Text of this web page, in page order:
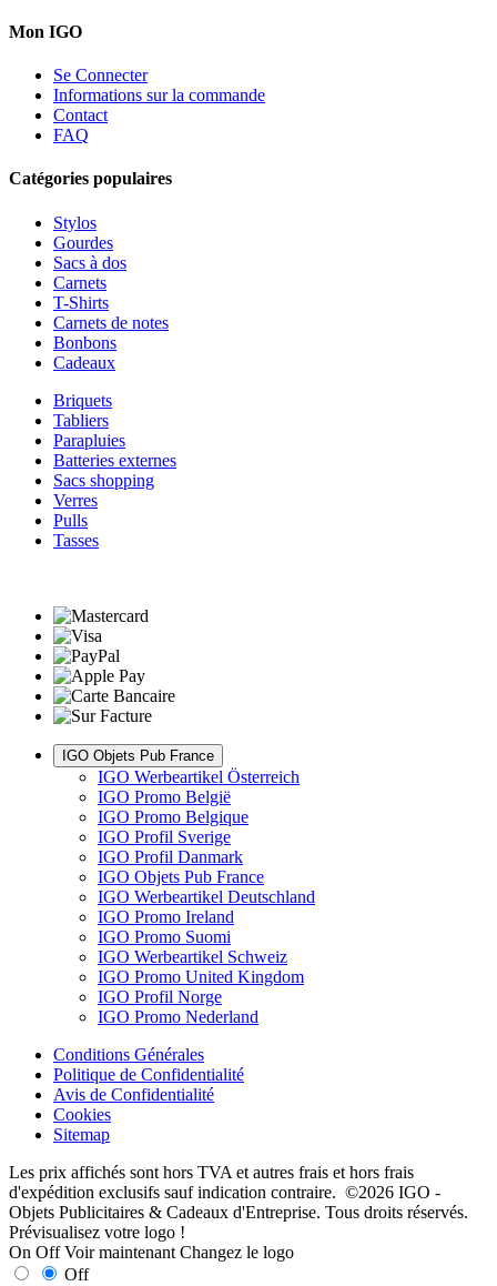
Mon IGO
Se Connecter
Informations sur la commande
Contact
FAQ
Catégories populaires
Stylos
Gourdes
Sacs à dos
Carnets
T-Shirts
Carnets de notes
Bonbons
Cadeaux
Briquets
Tabliers
Parapluies
Batteries externes
Sacs shopping
Verres
Pulls
Tasses
IGO Objets Pub France
IGO Werbeartikel Österreich
IGO Promo België
IGO Promo Belgique
IGO Profil Sverige
IGO Profil Danmark
IGO Objets Pub France
IGO Werbeartikel Deutschland
IGO Promo Ireland
IGO Promo Suomi
IGO Werbeartikel Schweiz
IGO Promo United Kingdom
IGO Profil Norge
IGO Promo Nederland
Conditions Générales
Politique de Confidentialité
Avis de Confidentialité
Cookies
Sitemap
Les prix affichés sont hors TVA et autres frais et hors frais
d'expédition exclusifs sauf indication contraire. ©2026 IGO -
Objets Publicitaires & Cadeaux d'Entreprise. Tous droits réservés.
Prévisualisez votre logo !
On Off Voir maintenant Changez le logo
Off